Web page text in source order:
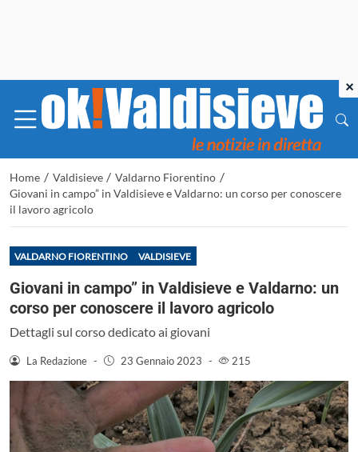
Home / Valdisieve / Valdarno Fiorentino /
Giovani in campo” in Valdisieve e Valdarno: un corso per conoscere
il lavoro agricolo
VALDARNO FIORENTINO VALDISIEVE
Giovani in campo” in Valdisieve e Valdarno: un
corso per conoscere il lavoro agricolo
Dettagli sul corso dedicato ai giovani
La Redazione - 23 Gennaio 2023 - 215
×